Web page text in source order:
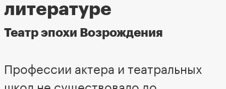
литературе
Театр эпохи Возрождения
Профессии актера и театральных